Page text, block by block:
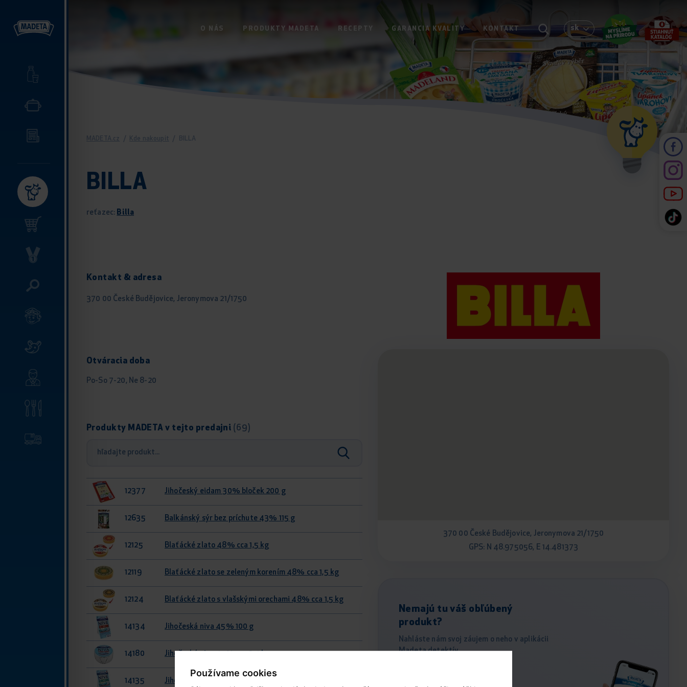
Používame cookies
O NÁS PRODUKTY MADETA RECEPTY GARANCIA KVALITY KONTAKT sk
MADETA.cz / Kde nakoupit / BILLA
BILLA
reťazec: Billa
Kontakt & adresa
370 00 České Budějovice, Jeronymova 21/1750
Otváracia doba
Po-So 7-20, Ne 8-20
370 00 České Budějovice, Jeronymova 21/1750
GPS: N 48.975056, E 14.481373
Nemajú tu váš obľúbený
produkt?
Nahláste nám svoj záujem o neho v aplikácii
Madeta detektív.
Produkty MADETA v tejto predajni (69)
12377 Jihočeský eidam 30% bloček 200 g
12635 Balkánský sýr bez príchute 43% 115 g
12125 Blaťácké zlato 48% cca 1,5 kg
12119 Blaťácké zlato se zeleným korením 48% cca 1,5 kg
12124 Blaťácké zlato s vlašskými orechami 48% cca 1,5 kg
14134 Jihočeská niva 45% 100 g
14180 Jihočeská niva 45% cca 2,4 kg
14135 Jihočeská niva 60% 100 g